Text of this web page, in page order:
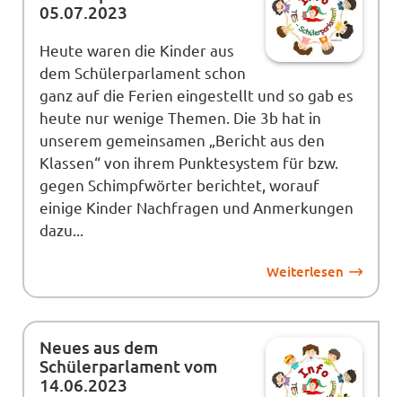
05.07.2023
Heute waren die Kinder aus
dem Schülerparlament schon
ganz auf die Ferien eingestellt und so gab es
heute nur wenige Themen. Die 3b hat in
unserem gemeinsamen „Bericht aus den
Klassen“ von ihrem Punktesystem für bzw.
gegen Schimpfwörter berichtet, worauf
einige Kinder Nachfragen und Anmerkungen
dazu...
Weiterlesen
Neues aus dem
Schülerparlament vom
14.06.2023